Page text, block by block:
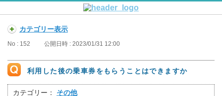
カテゴリー表示
No : 152 公開日時 : 2023/01/31 12:00
利用した後の乗車券をもらうことはできますか
カテゴリー： その他